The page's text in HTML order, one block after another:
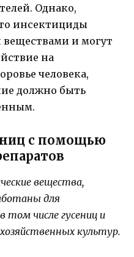
Однако,
инсектициды
и могут
на
человека,
должно быть
с помощью
вещества,
для
том числе гусениц и
культур.